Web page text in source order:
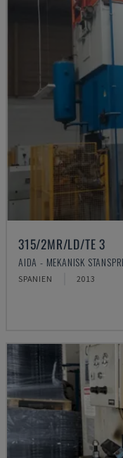
315/2MR/LD/TE 3
AIDA - MEKANISK
SPANIEN 2013